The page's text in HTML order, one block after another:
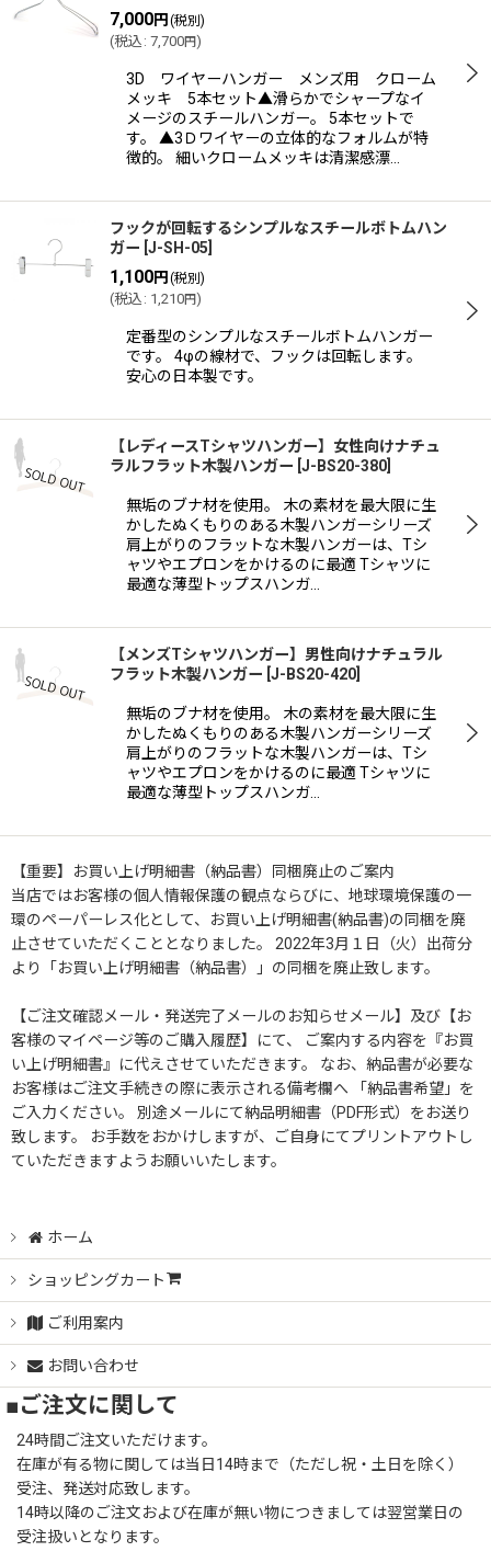
7,000円 (税別)
(税込 : 7,700円)
3D ワイヤーハンガー メンズ用 クローム
メッキ 5本セット▲滑らかでシャープなイ
メージのスチールハンガー。 5本セットで
す。 ▲3Ｄワイヤーの立体的なフォルムが特
徴的。 細いクロームメッキは清潔感漂…
フックが回転するシンプルなスチールボトムハン
ガー J-SH-05
1,100円 (税別)
(税込 : 1,210円)
定番型のシンプルなスチールボトムハンガー
です。 4φの線材で、フックは回転します。
安心の日本製です。
【レディースTシャツハンガー】女性向けナチュ
ラルフラット木製ハンガー J-BS20-380
無垢のブナ材を使用。 木の素材を最大限に生
かしたぬくもりのある木製ハンガーシリーズ
肩上がりのフラットな木製ハンガーは、Tシ
ャツやエプロンをかけるのに最適 Tシャツに
最適な薄型トップスハンガ…
【メンズTシャツハンガー】男性向けナチュラル
フラット木製ハンガー J-BS20-420
無垢のブナ材を使用。 木の素材を最大限に生
かしたぬくもりのある木製ハンガーシリーズ
肩上がりのフラットな木製ハンガーは、Tシ
ャツやエプロンをかけるのに最適 Tシャツに
最適な薄型トップスハンガ…
【重要】お買い上げ明細書（納品書）同梱廃止のご案内
当店ではお客様の個人情報保護の観点ならびに、地球環境保護の一
環のペーパーレス化として、お買い上げ明細書(納品書)の同梱を廃
止させていただくこととなりました。 2022年3月１日（火）出荷分
より「お買い上げ明細書（納品書）」の同梱を廃止致します。
【ご注文確認メール・発送完了メールのお知らせメール】及び【お
客様のマイページ等のご購入履歴】にて、 ご案内する内容を『お買
い上げ明細書』に代えさせていただきます。 なお、納品書が必要な
お客様はご注文手続きの際に表示される備考欄へ 「納品書希望」を
ご入力ください。 別途メールにて納品明細書（PDF形式）をお送り
致します。 お手数をおかけしますが、ご自身にてプリントアウトし
ていただきますようお願いいたします。
ホーム
ショッピングカート
ご利用案内
お問い合わせ
■ご注文に関して
24時間ご注文いただけます。
在庫が有る物に関しては当日14時まで（ただし祝・土日を除く）
受注、発送対応致します。
14時以降のご注文および在庫が無い物につきましては翌営業日の
受注扱いとなります。